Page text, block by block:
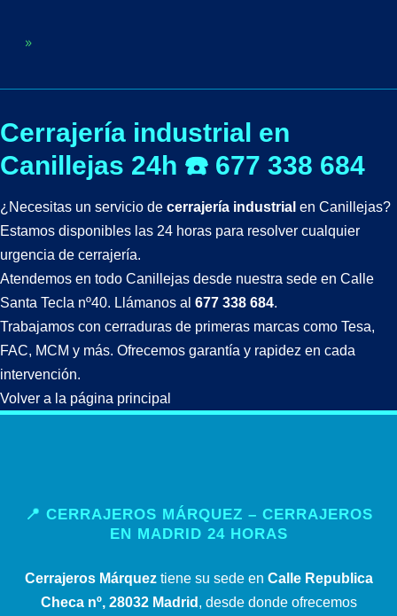
Cerrajería industrial en
Canillejas 24h ☎️ 677 338 684
¿Necesitas un servicio de cerrajería industrial en Canillejas?
Estamos disponibles las 24 horas para resolver cualquier
urgencia de cerrajería.
Atendemos en todo Canillejas desde nuestra sede en Calle
Santa Tecla nº40. Llámanos al 677 338 684.
Trabajamos con cerraduras de primeras marcas como Tesa,
FAC, MCM y más. Ofrecemos garantía y rapidez en cada
intervención.
Volver a la página principal
📍 CERRAJEROS MÁRQUEZ – CERRAJEROS
EN MADRID 24 HORAS
Cerrajeros Márqueztiene su sede en Calle Republica
Checa nº, 28032 Madrid , desde donde ofrecemos